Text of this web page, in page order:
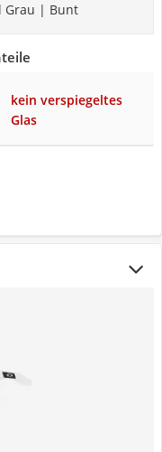
Grau | Bunt
kein verspiegeltes
Glas